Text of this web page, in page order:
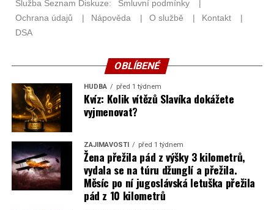
OBLÍBENÉ
HUDBA před 1 týdnem
Kvíz: Kolik vítězů Slavíka dokážete
vyjmenovat?
ZAJÍMAVOSTI před 1 týdnem
Žena přežila pád z výšky 3 kilometrů,
vydala se na túru džunglí a přežila.
Měsíc po ní jugoslávská letuška přežila
pád z 10 kilometrů